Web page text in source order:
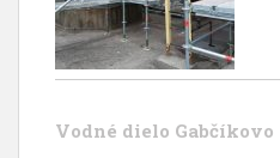
Vodné dielo Gabčíkovo